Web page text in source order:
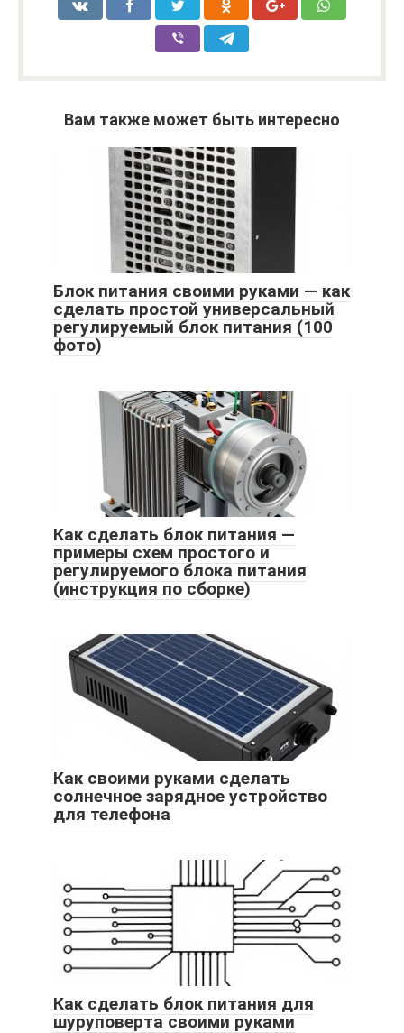
Вам также может быть интересно
Блок питания своими руками — как
сделать простой универсальный
регулируемый блок питания (100
фото)
Как сделать блок питания —
примеры схем простого и
регулируемого блока питания
(инструкция по сборке)
Как своими руками сделать
солнечное зарядное устройство
для телефона
Как сделать блок питания для
шуруповерта своими руками